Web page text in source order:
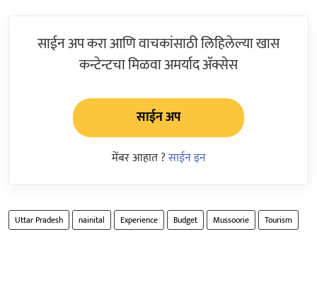
साईन अप करा आणि वाचकांसाठी लिहिलेल्या खास
कन्टेन्टचा मिळवा अमर्याद ॲक्सेस
साईन अप
मेंबर आहात ?साईन इन
Uttar Pradesh nainital Experience Budget Mussoorie Tourism